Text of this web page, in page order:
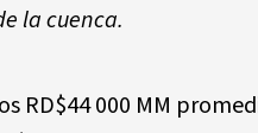
la cuenca.
RD$44 000 MM